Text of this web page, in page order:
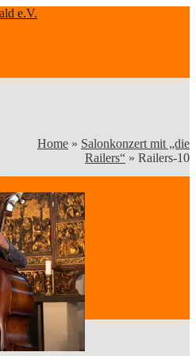
Home » Salonkonzert mit „die
Railers“ » Railers-10